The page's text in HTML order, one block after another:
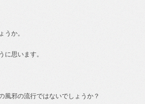
うか。
思います。
風邪の流行ではないでしょうか？